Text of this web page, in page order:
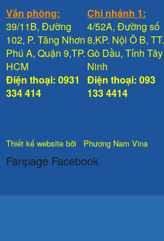
Văn phòng:
39/11B, Đường
102, P. Tăng Nhơn
Phú A, Quận 9,TP.
HCM
Điện thoại: 0931
334 414
Chi nhánh 1:
4/52A, Đường số
8,KP. Nội Ô B, TT.
Gò Dầu, Tỉnh Tây
Ninh
Điện thoại: 093
133 4414
Thiết kế website bởi : Phương Nam Vina
Fanpage Facebook